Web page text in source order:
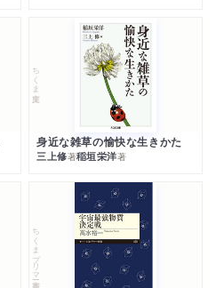
ちくま文庫
身近な雑草の愉快な生きかた
三上修著稲垣栄洋著
ちくまプリマー新書